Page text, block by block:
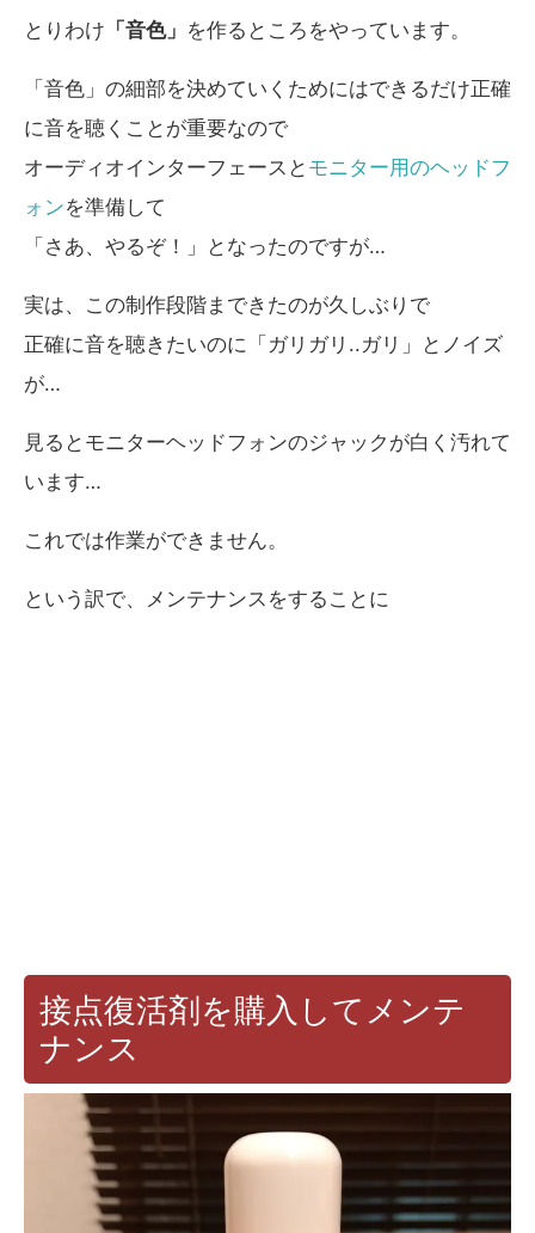
とりわけ 「音色」 を作るところをやっています。
「音色」の細部を決めていくためにはできるだけ正確
に音を聴くことが重要なので
オーディオインターフェースと モニター用のヘッドフ
ォンを準備して
「さあ、やるぞ！」となったのですが…
実は、この制作段階まできたのが久しぶりで
正確に音を聴きたいのに「ガリガリ..ガリ」とノイズ
が…
見るとモニターヘッドフォンのジャックが白く汚れて
います…
これでは作業ができません。
という訳で、メンテナンスをすることに
接点復活剤を購入してメンテ
ナンス